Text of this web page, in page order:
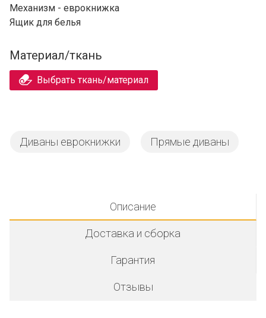
Механизм - еврокнижка
Ящик для белья
Материал/ткань
Выбрать ткань/материал
Диваны еврокнижки Прямые диваны
Описание
Доставка и сборка
Гарантия
Отзывы